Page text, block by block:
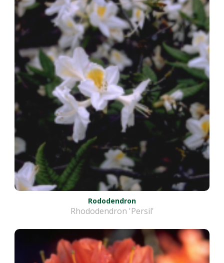
Rododendron
Rhododendron 'Persil'